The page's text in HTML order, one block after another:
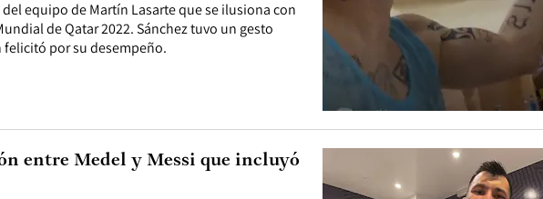
equipo de Martín Lasarte que se ilusiona con
de Qatar 2022. Sánchez tuvo un gesto
felicitó por su desempeño.
entre Medel y Messi que incluyó